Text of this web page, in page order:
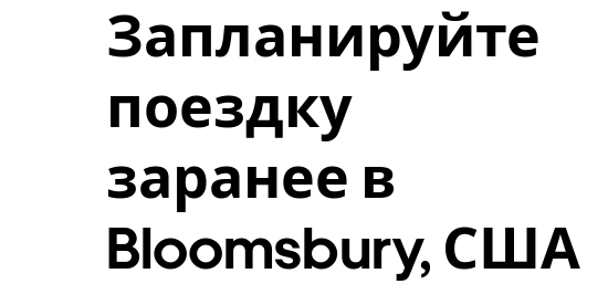
Запланируйте
поездку
заранее в
Bloomsbury, США